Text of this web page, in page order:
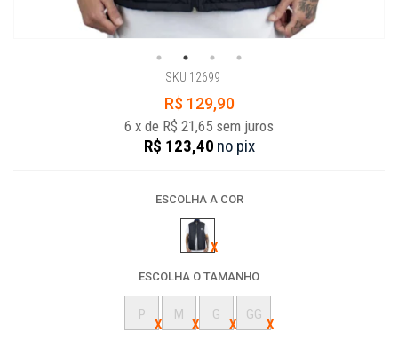
SKU 12699
R$ 129,90
6 x de R$ 21,65 sem juros
R$ 123,40 no pix
ESCOLHA A COR
ESCOLHA O TAMANHO
P M G GG